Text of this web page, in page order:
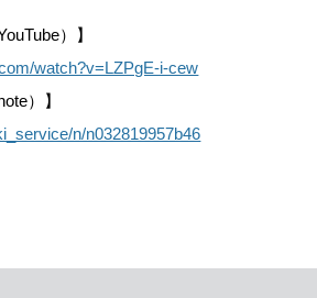
）】
watch?v=LZPgE-i-cew
）】
n/n032819957b46